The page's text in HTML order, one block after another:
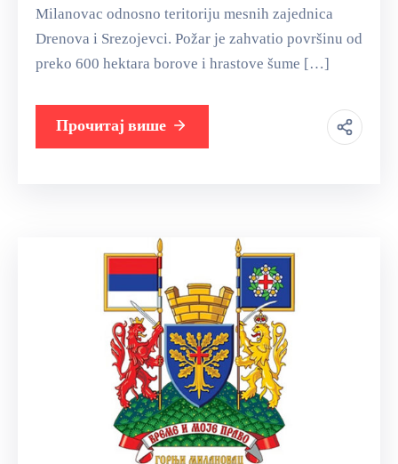
Milanovac odnosno teritoriju mesnih zajednica
Drenova i Srezojevci. Požar je zahvatio površinu od
preko 600 hektara borove i hrastove šume […]
Прочитај више